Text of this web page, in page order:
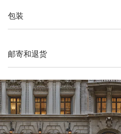
翻盖滚边口袋，票袋和小胸袋
袖口四颗角质扣子，可解开的扣眼
铜氨丝面料半衬
*裤装*
斜开前口袋
系扣滚边后口袋
裤口19厘米
衬里长至膝盖
100% 初羊毛
包装
料制作，整个包装设计基于自立结
并可平整存放在非常小的空间。
邮寄和退货
我们所有服装的寄送都是免费的。
一般在5个工作日内送达。有关交
输页面。
退货方式